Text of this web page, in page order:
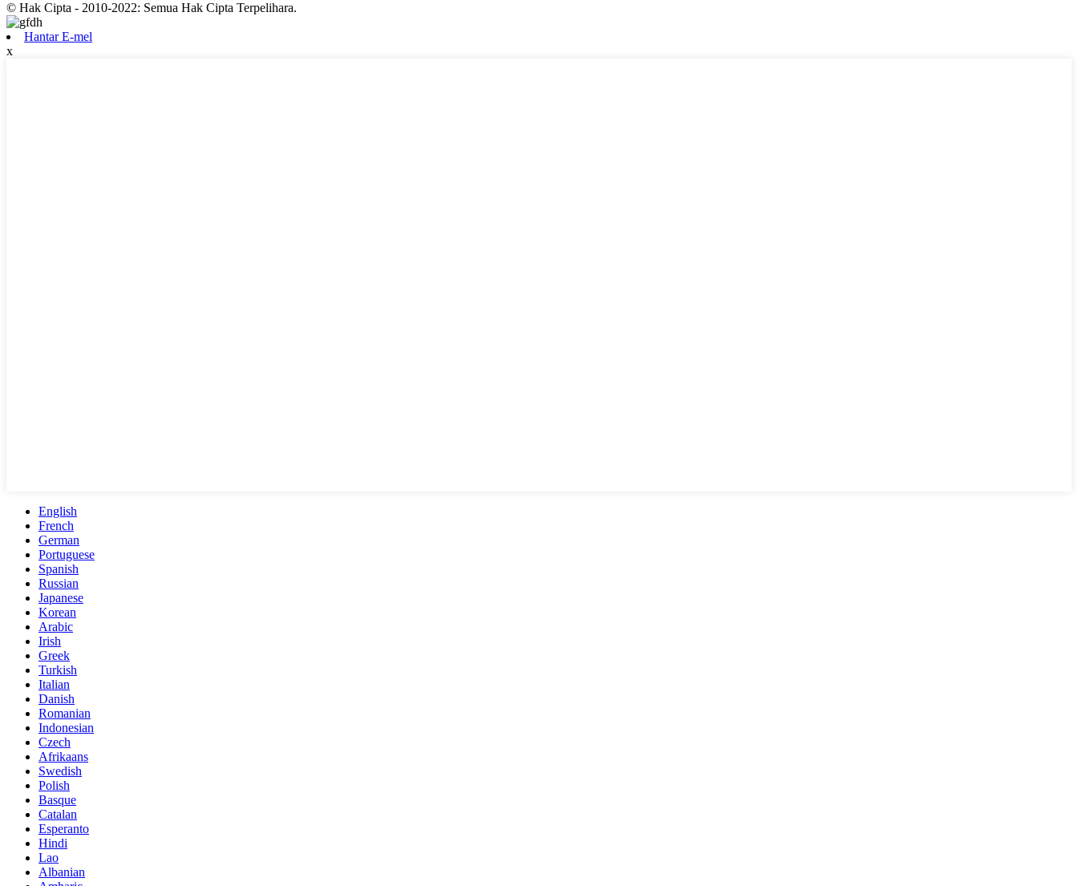
© Hak Cipta - 2010-2022: Semua Hak Cipta Terpelihara.
Hantar E-mel
x
English
French
German
Portuguese
Spanish
Russian
Japanese
Korean
Arabic
Irish
Greek
Turkish
Italian
Danish
Romanian
Indonesian
Czech
Afrikaans
Swedish
Polish
Basque
Catalan
Esperanto
Hindi
Lao
Albanian